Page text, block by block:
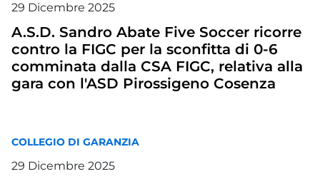
29 Dicembre 2025
A.S.D. Sandro Abate Five Soccer ricorre
contro la FIGC per la sconfitta di 0-6
comminata dalla CSA FIGC, relativa alla
gara con l'ASD Pirossigeno Cosenza
COLLEGIO DI GARANZIA
29 Dicembre 2025